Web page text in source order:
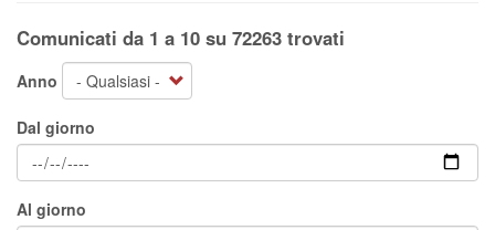
Comunicati da 1 a 10 su 72263 trovati
Anno
Dal giorno
Al giorno